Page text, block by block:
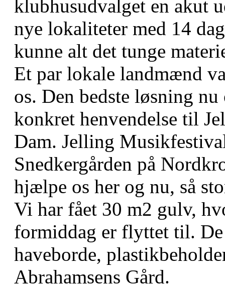
klubhusudvalget en akut
nye lokaliteter med 14
kunne alt det tunge
Et par lokale landmænd
os. Den bedste løsning
konkret henvendelse til
Dam. Jelling
Snedkergården på
hjælpe os her og nu, så
Vi har fået 30 m2 gulv,
formiddag er flyttet til.
haveborde,
Abrahamsens Gård.